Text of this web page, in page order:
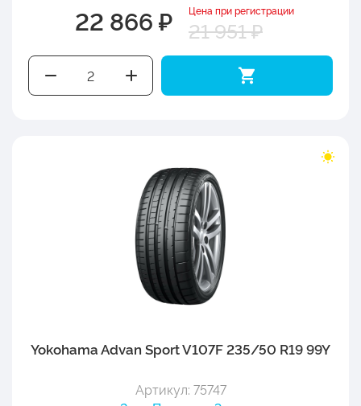
22 866 ₽ Цена при регистрации
21 951 ₽
Yokohama Advan Sport V107F 235/50 R19 99Y
Артикул: 75747